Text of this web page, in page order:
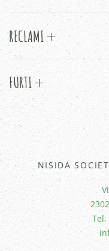
RECLAMI
FURTI
NISIDA
Tel.